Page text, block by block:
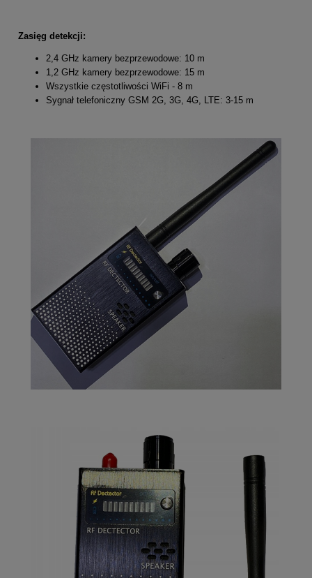
Zasięg detekcji:
2,4 GHz kamery bezprzewodowe: 10 m
1,2 GHz kamery bezprzewodowe: 15 m
Wszystkie częstotliwości WiFi - 8 m
Sygnał telefoniczny GSM 2G, 3G, 4G, LTE: 3-15 m